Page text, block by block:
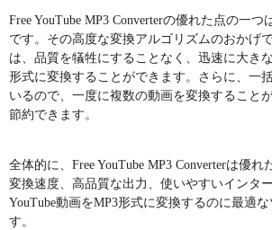
Free YouTube MP3 Converterの優れた点の一
です。その高度な変換アルゴリズムのおかげ
は、品質を犠牲にすることなく、迅速に大き
形式に変換することができます。さらに、一
いるので、一度に複数の動画を変換すること
節約できます。
全体的に、Free YouTube MP3 Converterは優
変換速度、高品質な出力、使いやすいインタ
YouTube動画をMP3形式に変換するのに最適
す。